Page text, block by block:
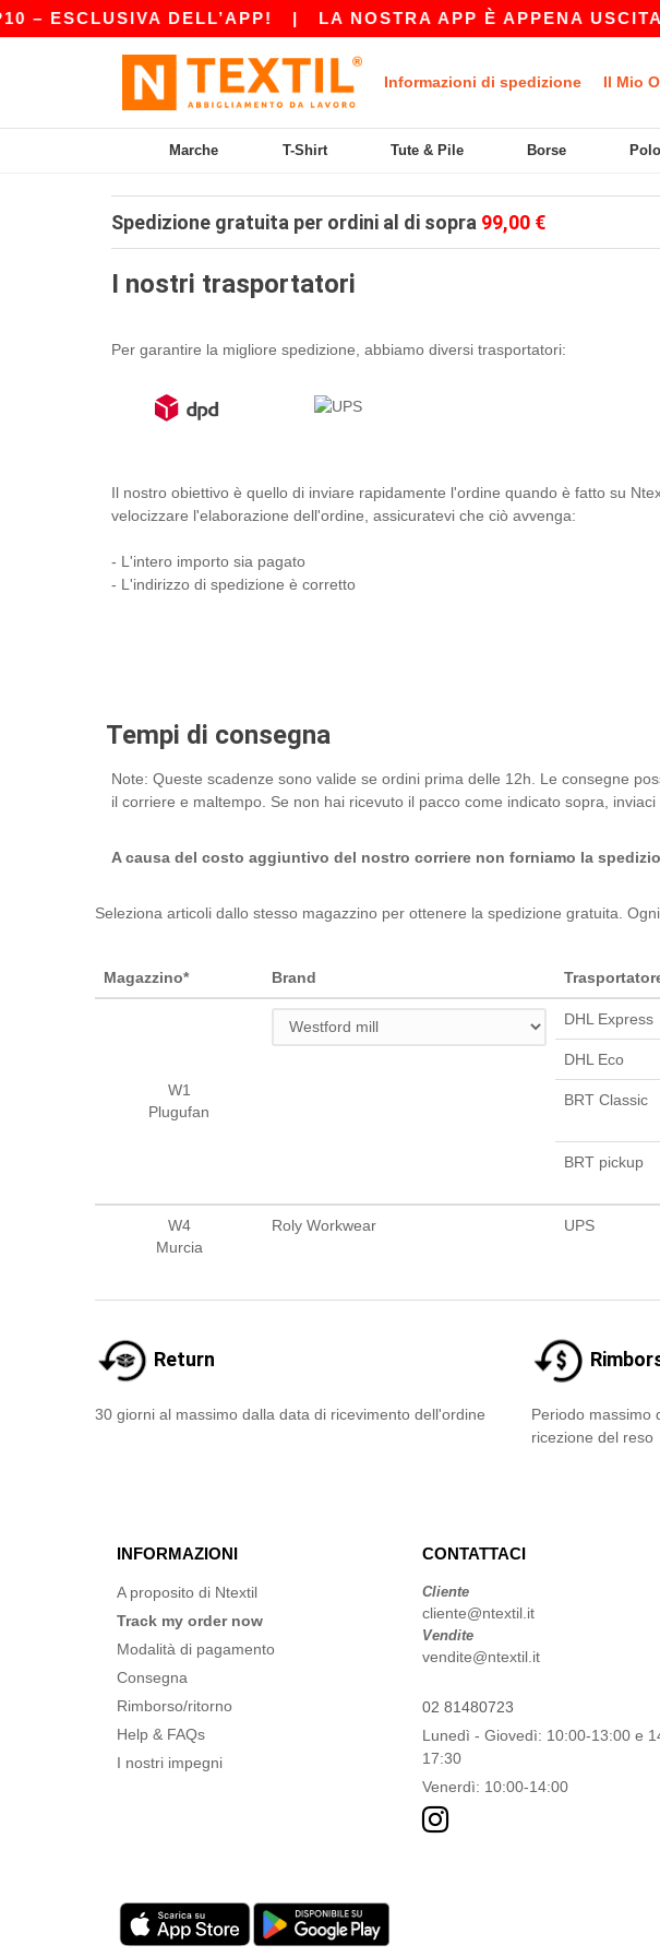
ESCLUSIVA DELL’APP!| LA NOSTRA APP È APPENA USCITA!
Informazioni di spedizione Il Mio
Marche T-Shirt Tute & Pile Borse Polo
Spedizione gratuita per ordini al di sopra 99,00 €
I nostri trasportatori
Per garantire la migliore spedizione, abbiamo diversi trasportatori:
Il nostro obiettivo è quello di inviare rapidamente l'ordine quando è fatto su
velocizzare l'elaborazione dell'ordine, assicuratevi che ciò avvenga:
- L'intero importo sia pagato
- L'indirizzo di spedizione è corretto
Tempi di consegna
Note: Queste scadenze sono valide se ordini prima delle 12h. Le consegne
il corriere e maltempo. Se non hai ricevuto il pacco come indicato sopra, inviaci
A causa del costo aggiuntivo del nostro corriere non forniamo la
Seleziona articoli dallo stesso magazzino per ottenere la spedizione gratuita.
Magazzino* Brand
W1
Plugufan
DHL Express
DHL Eco
BRT Classic
BRT pickup
W4
Murcia
Roly Workwear UPS
Return
30 giorni al massimo dalla data di ricevimento dell'ordine
Periodo massimo
ricezione del reso
INFORMAZIONI
A proposito di Ntextil
Track my order now
Modalità di pagamento
Consegna
Rimborso/ritorno
Help & FAQs
I nostri impegni
CONTATTACI
Cliente
cliente@ntextil.it
Vendite
vendite@ntextil.it
02 81480723
Lunedì - Giovedì: 10:00-13:00 e
17:30
Venerdì: 10:00-14:00